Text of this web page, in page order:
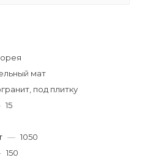
мат
под плитку
15
— 1050
150